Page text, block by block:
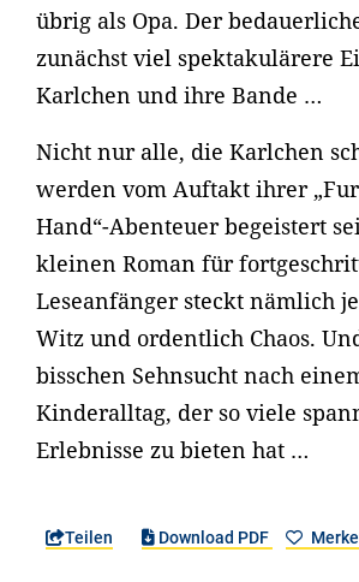
übrig als Opa. Der
zunächst viel spektakulärere
Karlchen und ihre Bande …
Nicht nur alle, die Karlchen
werden vom Auftakt ihrer
Hand“-Abenteuer begeistert
kleinen Roman für
Leseanfänger steckt nämlich
Witz und ordentlich Chaos.
bisschen Sehnsucht nach
Kinderalltag, der so viele
Erlebnisse zu bieten hat …
Teilen Download PDF